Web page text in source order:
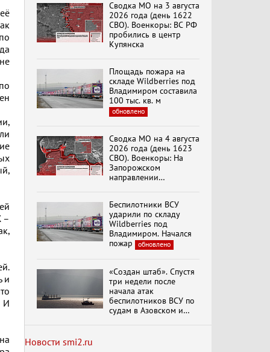
–
и
И
Хук слева:
«Додоговаривались...»
(11.06.2026)
Бренды Советской
эпохи "Гжель"
«Изменимся или
вымрем»
К ГРАЖДАНАМ
Г.А. Зюганова,
Председателя ЦК
КПРФ Руководителя
фракции КПРФ в
Государственной Думе
РФ (28.07.2026)
Документальный
фильм "Империализм и
Бить смелее!
В.Баранец, В.Дандыкин,
А.Матвийчук, К.Сивков
Сводка МО на 3 августа
2026 года (день 1622
СВО). Военкоры: ВС РФ
пробились в центр
Купянска
Площадь пожара на
складе Wildberries под
Владимиром составила
100 тыс. кв. м
обновлено
Сводка МО на 4 августа
2026 года (день 1623
СВО). Военкоры: На
Запорожском
направлении
Степногорска
Беспилотники ВСУ
ударили по складу
Wildberries под
Владимиром. Начался
пожар
обновлено
«Создан штаб». Спустя
три недели после
начала атак
беспилотников ВСУ по
судам в Азовском и
Новости smi2.ru